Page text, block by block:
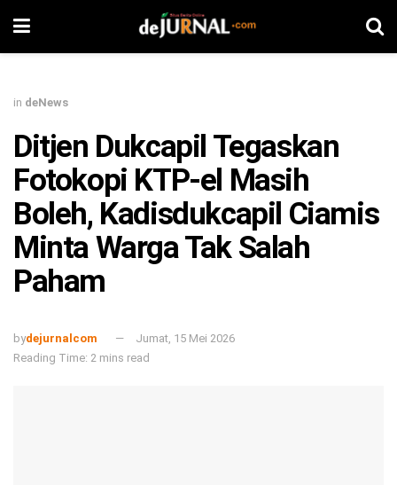
in deNews
Ditjen Dukcapil Tegaskan
Fotokopi KTP-el Masih
Boleh, Kadisdukcapil Ciamis
Minta Warga Tak Salah
Paham
bydejurnalcom
Jumat, 15 Mei 2026
Reading Time: 2 mins read